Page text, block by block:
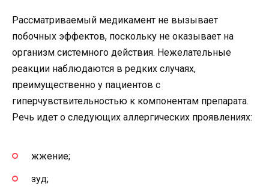
Рассматриваемый медикамент не вызывает
побочных эффектов, поскольку не оказывает на
организм системного действия. Нежелательные
реакции наблюдаются в редких случаях,
преимущественно у пациентов с
гиперчувствительностью к компонентам препарата.
Речь идет о следующих аллергических проявлениях:
жжение;
зуд;